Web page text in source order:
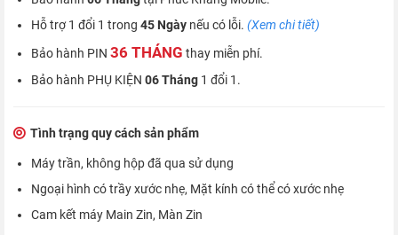
Hỗ trợ 1 đổi 1 trong 45 Ngày nếu có lỗi. (Xem chi tiết)
Bảo hành PIN 36 THÁNG thay miễn phí.
Bảo hành PHỤ KIỆN 06 Tháng 1 đổi 1.
Tình trạng quy cách sản phẩm
Máy trần, không hộp đã qua sử dụng
Ngoại hình có trầy xước nhẹ, Mặt kính có thể có xước nhẹ
Cam kết máy Main Zin, Màn Zin